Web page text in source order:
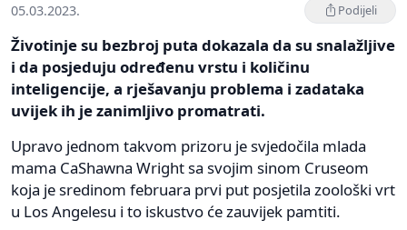
05.03.2023. Podijeli
Životinje su bezbroj puta dokazala da su snalažljive
i da posjeduju određenu vrstu i količinu
inteligencije, a rješavanju problema i zadataka
uvijek ih je zanimljivo promatrati.
Upravo jednom takvom prizoru je svjedočila mlada
mama CaShawna Wright sa svojim sinom Cruseom
koja je sredinom februara prvi put posjetila zoološki vrt
u Los Angelesu i to iskustvo će zauvijek pamtiti.